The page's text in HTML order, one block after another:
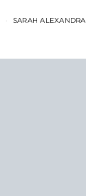
SARAH